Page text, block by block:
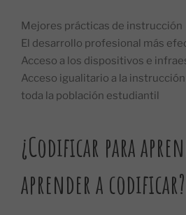
Mejores prácticas de instrucción
El desarrollo profesional más
Acceso a los dispositivos e
Acceso igualitario a la
toda la población estudiantil
¿Codificar para
aprender a codificar?